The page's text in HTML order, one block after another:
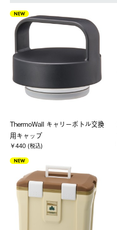
NEW
ThermoWall キャリーボトル交換
用キャップ
￥440 (税込)
NEW